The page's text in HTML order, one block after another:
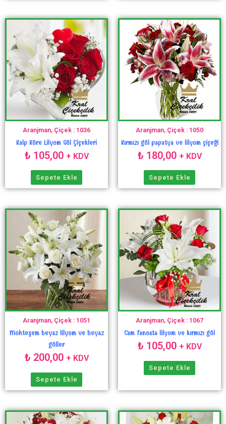
Aranjman, Çiçek : 1036
Kalp Küre Lilyum Gül Çiçekleri
₺ 105,00 + KDV
Sepete Ekle
Aranjman, Çiçek : 1050
Kırmızı gül papatya ve lilyum çiçeği
₺ 180,00 + KDV
Sepete Ekle
Aranjman, Çiçek : 1051
Muhteşem beyaz lilyum ve beyaz
güller
₺ 200,00 + KDV
Sepete Ekle
Aranjman, Çiçek : 1067
Cam fanusta lilyum ve kırmızı gül
₺ 105,00 + KDV
Sepete Ekle